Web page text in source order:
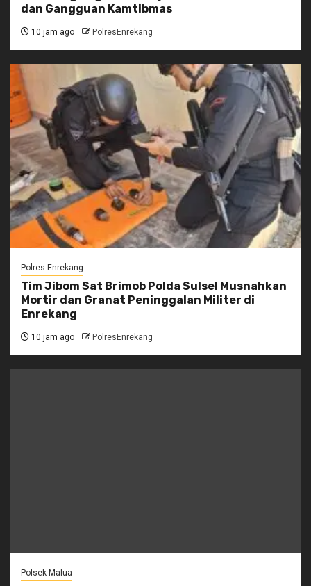
dan Gangguan Kamtibmas
10 jam ago PolresEnrekang
Polres Enrekang
Tim Jibom Sat Brimob Polda Sulsel Musnahkan
Mortir dan Granat Peninggalan Militer di
Enrekang
10 jam ago PolresEnrekang
Polsek Malua